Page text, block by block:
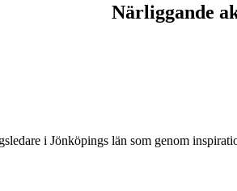
Närliggande
i Jönköpings län som genom